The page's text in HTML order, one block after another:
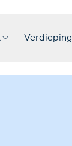
Verdieping